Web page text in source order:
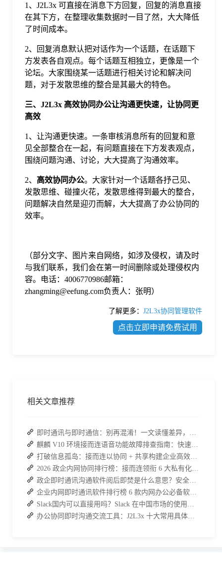
1、J2L3x 可直接在消息下方回复，回复的消息直接
在其下方，在整理收集数据时一目了然，大大降低
了时间成本。
2、回复消息默认把对话作为一个话题，在话题下
方发表各自观点。每个话题互相独立，更像是一个
论坛。大家围绕某一话题进行相关讨论和解决问
题，对于发散思维的整合是其最大的特色。
三、 J2L3x 高效协同办公让沟通更快速， 让协同更
高效
1、让沟通更快速。一条审核消息所有的回复和意
见全部整合在一起，有问题直接在下方发表观点，
围绕问题沟通、讨论，大大提高了沟通效率。
2、 高效协同办公。大家针对一个话题各抒己见、
发散思维、碰撞火花，发散思维得到最大的整合，
问题解决自然是迎刃而解，大大提高了办公协同的
效率。
（部分文字、图片来自网络，如涉及侵权，请及时
与我们联系，我们会在第一时间删除或处理侵权内
容。电话：4006770986邮箱：
zhangming@eefung.com负责人：张明）
了解更多： J2L3x协同管理软件
点击立即申请免费试用
相关文章推荐